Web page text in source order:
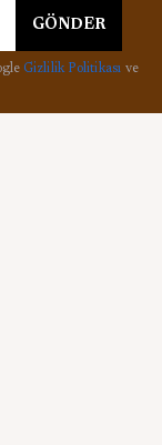
GÖNDER
Gizlilik Politikası ve